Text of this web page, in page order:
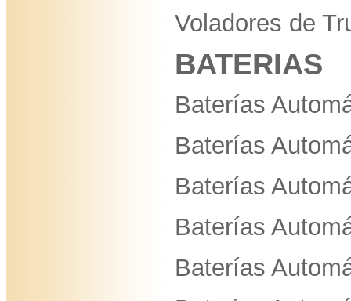
Voladores de
BATERIAS
Baterías
Baterías
Baterías
Baterías
Baterías